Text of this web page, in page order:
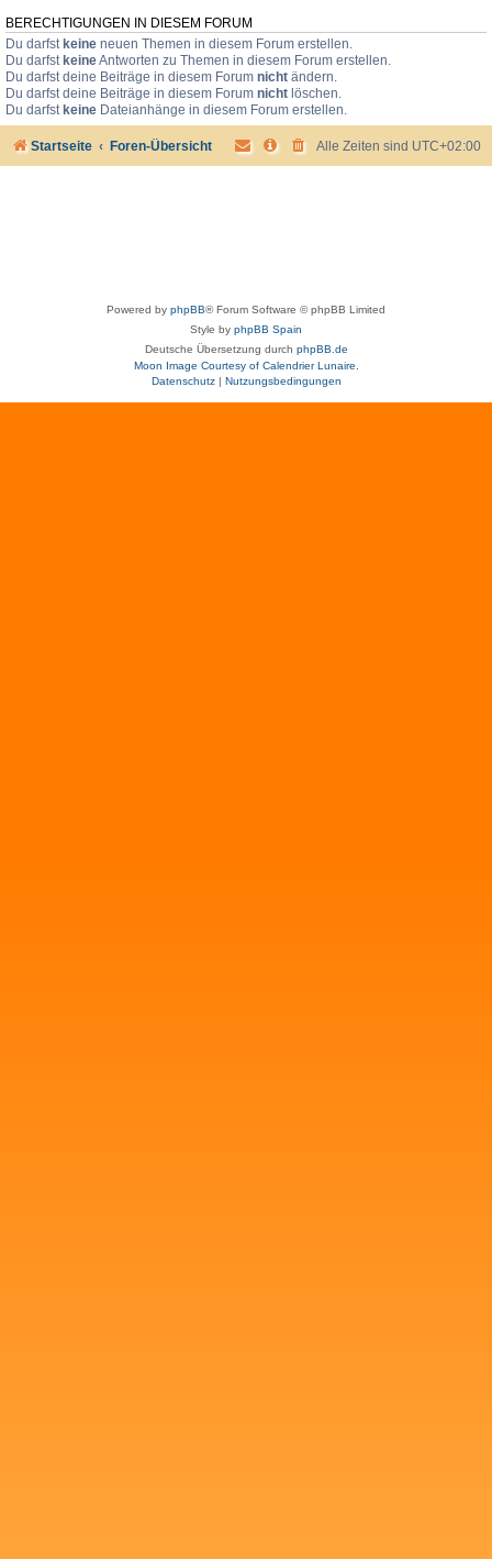
BERECHTIGUNGEN IN DIESEM FORUM
Du darfst keine neuen Themen in diesem Forum erstellen.
Du darfst keineAntworten zu Themen in diesem Forum erstellen.
Du darfst deine Beiträge in diesem Forum nicht ändern.
Du darfst deine Beiträge in diesem Forum nicht löschen.
Du darfst keine Dateianhänge in diesem Forum erstellen.
Startseite Foren-Übersicht Alle Zeiten sind UTC+02:00
Powered by phpBB® Forum Software © phpBB Limited
Style by phpBB Spain
Deutsche Übersetzung durch phpBB.de
Moon Image Courtesy of Calendrier Lunaire.
Datenschutz| Nutzungsbedingungen